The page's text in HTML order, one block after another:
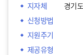
지자체
경기
신청방법
지원주기
제공유형